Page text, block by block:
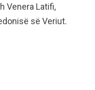
Venera Latifi,
së Veriut.